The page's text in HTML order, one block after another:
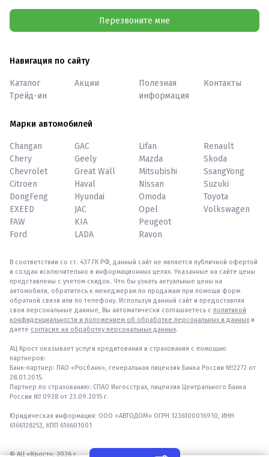
Перезвоните мне
Навигация по сайту
Каталог
Трейд-ин
Акции
Полезная
информация
Контакты
Марки автомобилей
Changan
Chery
Chevrolet
Citroen
DongFeng
EXEED
FAW
Ford
GAC
Geely
Great Wall
Haval
Hyundai
JAC
KIA
LADA
Lifan
Mazda
Mitsubishi
Nissan
Omoda
Opel
Peugeot
Ravon
Renault
Skoda
SsangYong
Suzuki
Toyota
Volkswagen
В соответствии со ст. 437 ГК РФ, данный сайт не является публичной офертой
и создан исключительно в информационных целях. Указанные на сайте цены
представлены с учетом скидок. Что бы узнать актуальные цены на
автомобили, обратитесь к менеджерам по продажам при помощи форм
обратной связи или по телефону. Используя данный сайт и предоставляя
свои персональные данные, Вы автоматически соглашаетесь с политикой
конфиденциальности и положением об обработке персональных и данных и
даете согласие на обработку персональных данных.
АЦ Крост оказывает услуги кредитования и страхования с помощью
партнеров:
Банк-партнер: ПАО «Росбанк», генеральная лицензия Банка России №2272 от
28.01.2015.
Партнер по страхованию: СПАО Ингосстрах, лицензия Центрального Банка
России № 0928 от 23.09.2015 г.
Юридическая информация: ООО «АВТОДОМ» ОГРН 1236100016910, ИНН
6166128253, КПП 616601001
© АЦ «Крост», 2026 г.